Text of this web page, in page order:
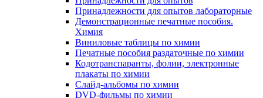
Принадлежности для опытов лабораторные
Демонстрационные печатные пособия.
Химия
Виниловые таблицы по химии
Печатные пособия раздаточные по химии
Кодотранспаранты, фолии, электронные
плакаты по химии
Слайд-альбомы по химии
DVD-фильмы по химии